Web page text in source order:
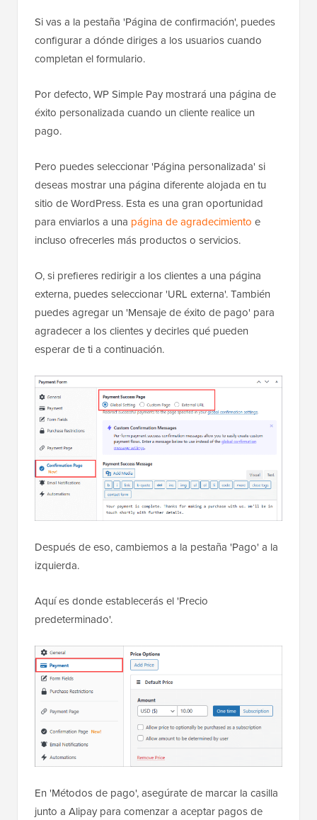
Si vas a la pestaña 'Página de confirmación', puedes
configurar a dónde diriges a los usuarios cuando
completan el formulario.
Por defecto, WP Simple Pay mostrará una página de
éxito personalizada cuando un cliente realice un
pago.
Pero puedes seleccionar 'Página personalizada' si
deseas mostrar una página diferente alojada en tu
sitio de WordPress. Esta es una gran oportunidad
para enviarlos a una página de agradecimiento e
incluso ofrecerles más productos o servicios.
O, si prefieres redirigir a los clientes a una página
externa, puedes seleccionar 'URL externa'. También
puedes agregar un 'Mensaje de éxito de pago' para
agradecer a los clientes y decirles qué pueden
esperar de ti a continuación.
Después de eso, cambiemos a la pestaña 'Pago' a la
izquierda.
Aquí es donde establecerás el 'Precio
predeterminado'.
En 'Métodos de pago', asegúrate de marcar la casilla
junto a Alipay para comenzar a aceptar pagos de